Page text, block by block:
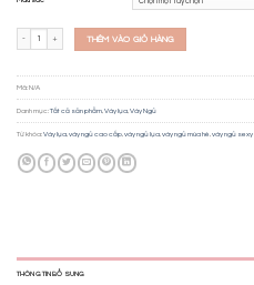
THÊM VÀO GIỎ HÀNG
Mã:N/A
Danh mục:Tất cả sản phẩm,Váy lụa,Váy Ngủ
Từ khóa:Váy lụa,váy ngủ cao cấp,váy ngủ lụa,váy ngủ mùa hè,váy ngủ sexy
THÔNG TIN BỔ SUNG